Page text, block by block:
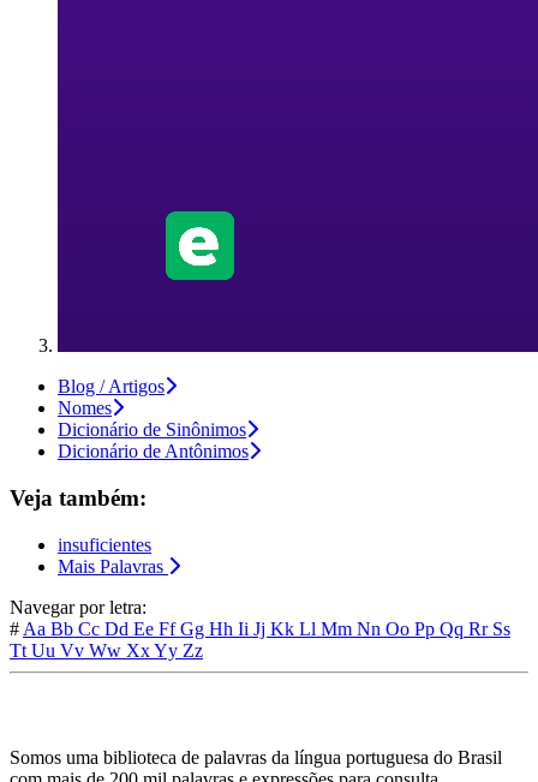
Blog / Artigos
Nomes
Dicionário de Sinônimos
Dicionário de Antônimos
Veja também:
insuficientes
Mais Palavras
Navegar por letra:
# Aa Bb Cc Dd Ee FfGg Hh Ii Jj Kk Ll Mm Nn Oo Pp Qq Rr Ss
Tt Uu Vv Ww XxYy Zz
Somos uma biblioteca de palavras da língua portuguesa do Brasil